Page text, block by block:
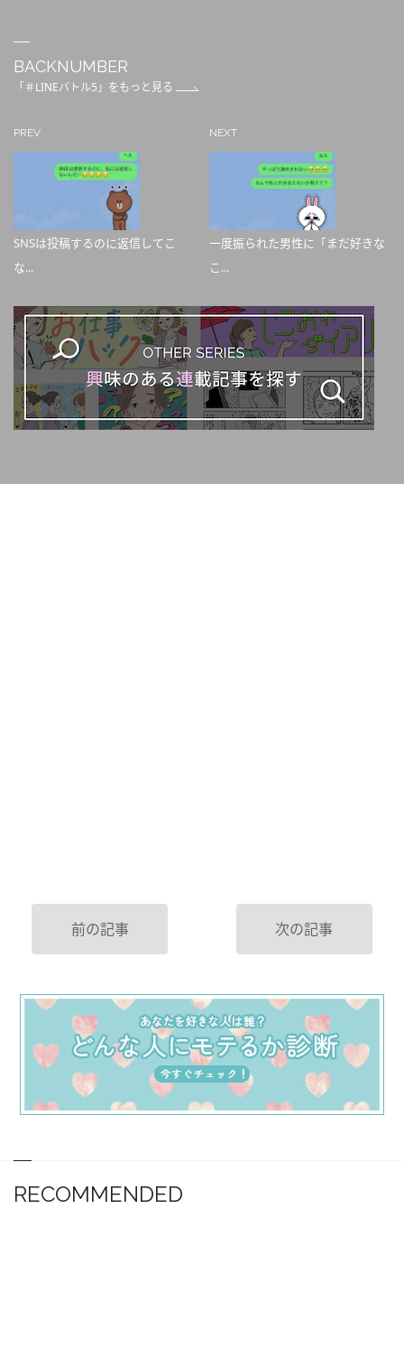
BACKNUMBER
「＃LINEバトル5」をもっと見る
PREV
SNSは投稿するのに返信してこ
な...
NEXT
一度振られた男性に「まだ好きな
こ...
前の記事 次の記事
RECOMMENDED